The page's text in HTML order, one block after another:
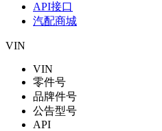
API接口
汽配商城
VIN
VIN
零件号
品牌件号
公告型号
API